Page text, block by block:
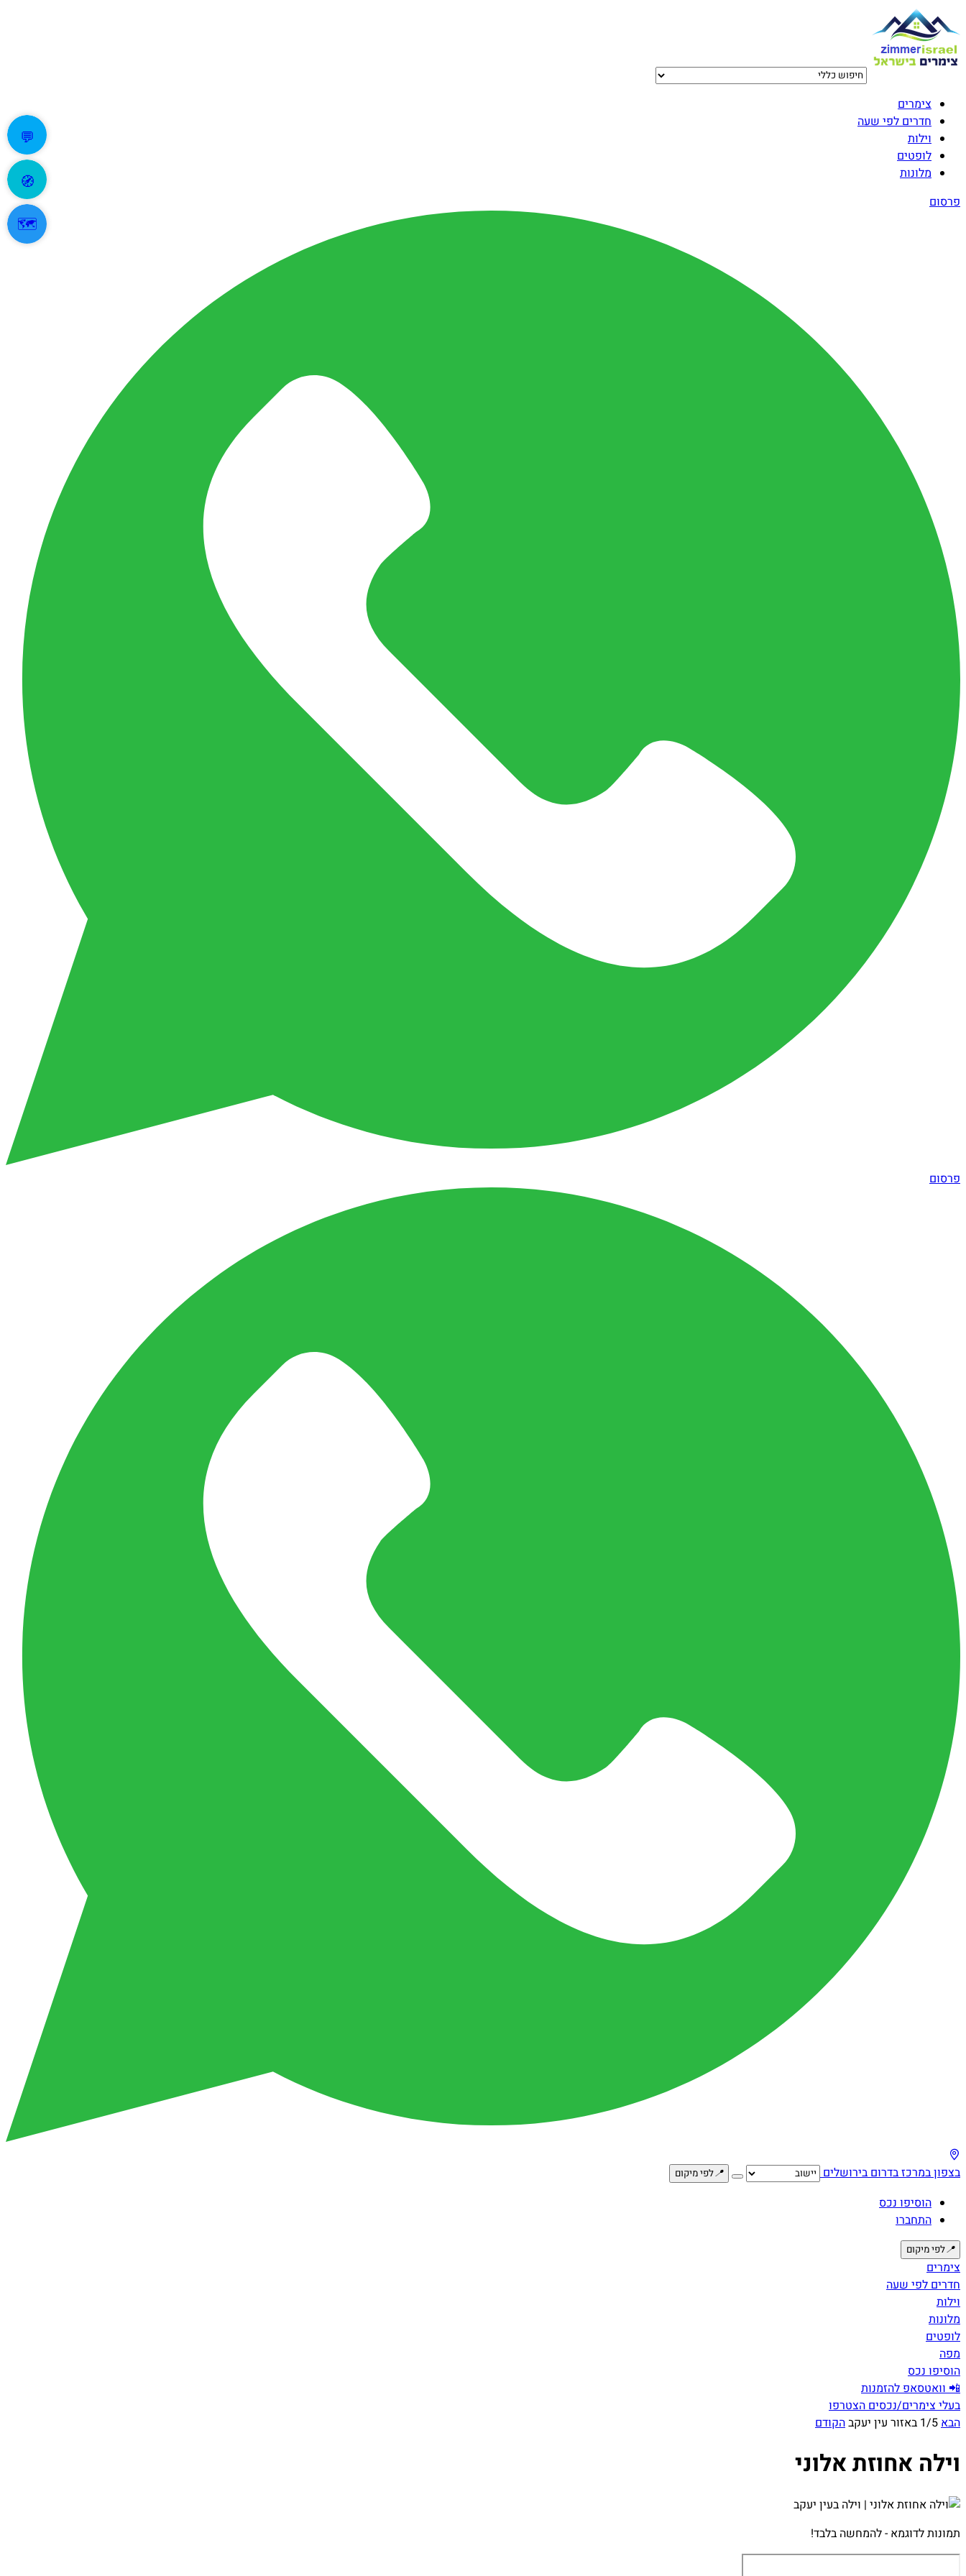
צימרים
חדרים לפי שעה
וילות
לופטים
מלונות
פרסום
פרסום
בצפוןבמרכזבדרוםבירושלים 📍לפי מיקום
הוסיפו נכס
התחברו
📍לפי מיקום
צימרים
חדרים לפי שעה
וילות
מלונות
לופטים
מפה
הוסיפו נכס
📲 וואטסאפ להזמנות
בעלי צימרים/נכסים הצטרפו
הבא1/5 באזור עין יעקב הקודם
וילה אחוזת אלוני
תמונות לדוגמא - להמחשה בלבד!
💬
🧭
🗺️